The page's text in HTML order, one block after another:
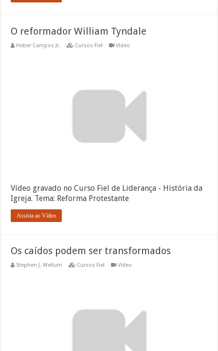
O reformador William Tyndale
Heber Campos Jr. Cursos Fiel Vídeo
Vídeo gravado no Curso Fiel de Liderança - História da
Igreja. Tema: Reforma Protestante
Assista ao Vídeo
Os caídos podem ser transformados
Stephen J. Wellum Cursos Fiel Vídeo